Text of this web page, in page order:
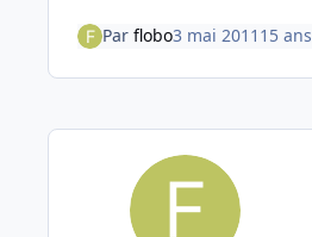
Par flobo3 mai 2011 15 ans